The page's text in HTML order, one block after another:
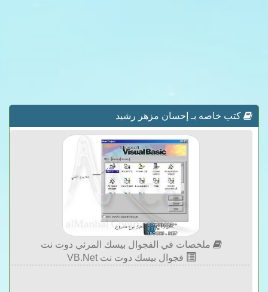
كتب خاصه بـ إحسان مزهر رشيد
ملخصات في الفجوال بيسك المرئي دوت نت
فجوال بيسك دوت نت VB.Net